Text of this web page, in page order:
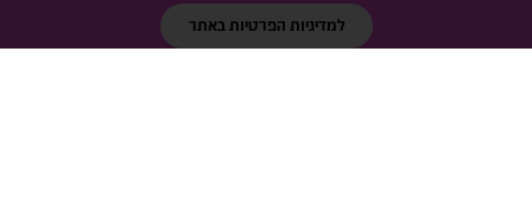
למדיניות הפרטיות באתר